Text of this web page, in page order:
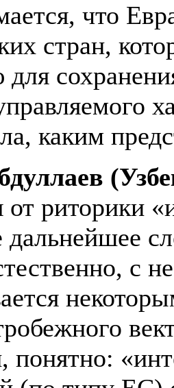
что
стран,
для
каким
риторики
дальнейшее
с
понятно: